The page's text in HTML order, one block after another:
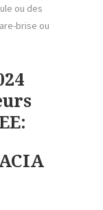
ou des
brise ou